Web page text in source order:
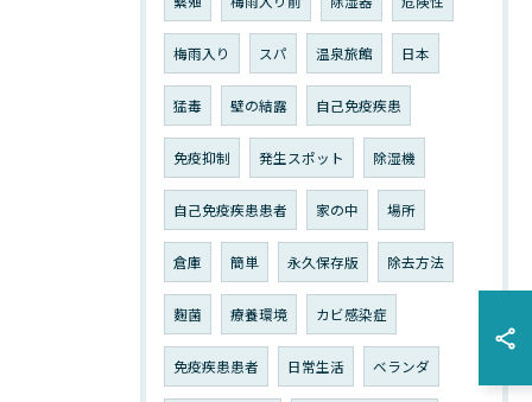
梅雨入り スパ 温泉旅館 日本
猛毒 壁の結露 自己免疫疾患
免疫抑制 発生スポット 除湿機
自己免疫疾患患者 家の中 場所
倉庫 簡単 永久保存版 除去方法
麴菌 療養環境 カビ感染症
免疫疾患患者 日常生活 ベランダ